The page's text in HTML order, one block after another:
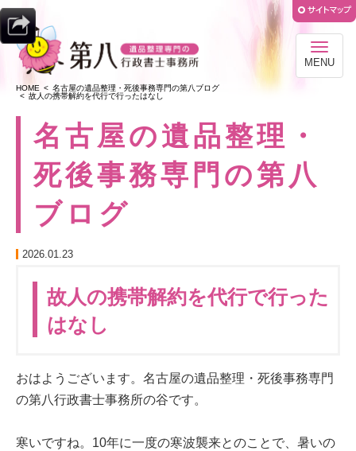
HOME
名古屋の遺品整理・死後事務専門の第八ブログ
故人の携帯解約を代行で行ったはなし
MENU
名古屋の遺品整理・
死後事務専門の第八
ブログ
2026.01.23
故人の携帯解約を代行で行った
はなし
おはようございます。名古屋の遺品整理・死後事務専門
の第八行政書士事務所の谷です。
寒いですね。10年に一度の寒波襲来とのことで、暑いの